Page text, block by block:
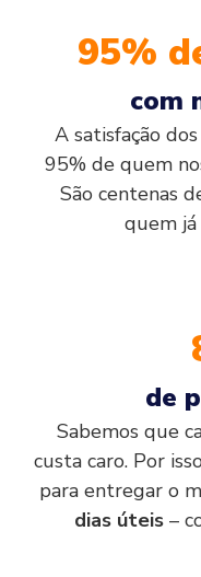
95%
com
A satisfação
95% de quem
São centenas
quem
de
Sabemos que
custa caro. Por
para entregar o
dias úteis –